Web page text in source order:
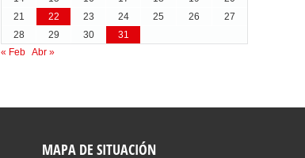
21
22 23 24 25 26
27
28
29 30
31
« Feb Abr »
MAPA DE SITUACIÓN